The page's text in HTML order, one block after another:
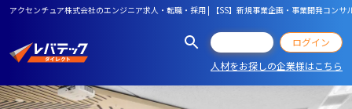
アクセンチュア株式会社のエンジニア求人・転職・採用 | 【SS】新規事業企画・事業開発コンサ
ログイン
人材をお探しの企業様はこちら